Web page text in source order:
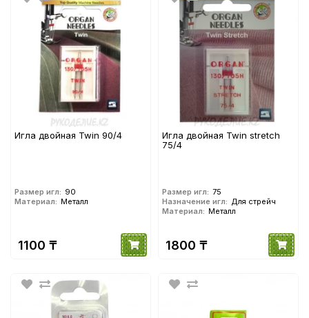
Игла двойная Twin 90/4
Размер игл: 90
Материал: Металл
1100 ₸
Игла двойная Twin stretch
75/4
Размер игл: 75
Назначение игл: Для стрейч
Материал: Металл
1800 ₸